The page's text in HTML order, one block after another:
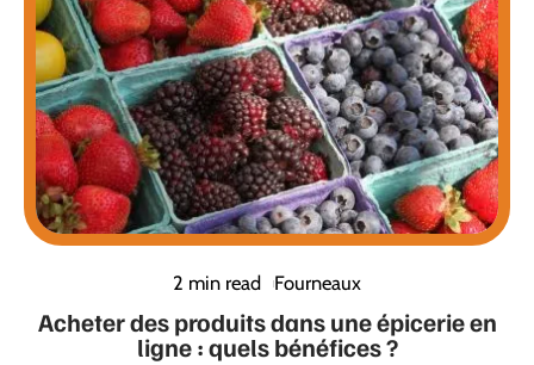
2 min read Fourneaux
Acheter des produits dans une épicerie en
ligne : quels bénéfices ?